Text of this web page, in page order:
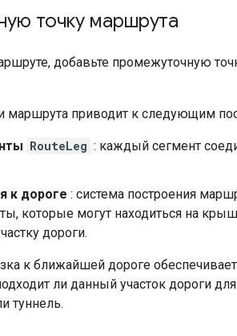
точку маршрута
добавьте промежуточную
маршрута приводит к следующим
RouteLeg : каждый сегмент
к дороге : система построения
которые могут находиться на
дороги.
к ближайшей дороге
ли данный участок дороги
туннель.